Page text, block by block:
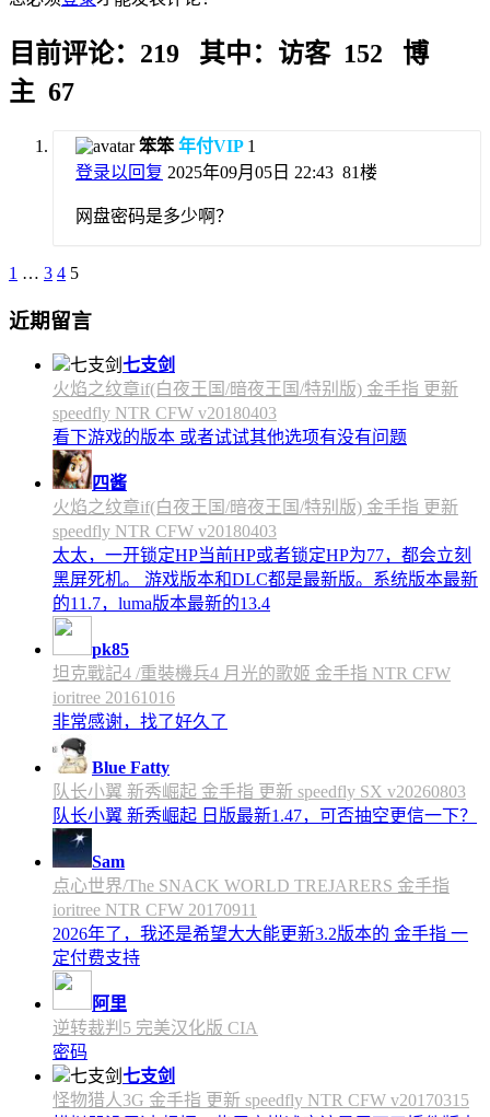
目前评论：219 其中：访客 152 博
主 67
笨笨年付VIP 1
登录以回复 2025年09月05日 22:43 81楼
网盘密码是多少啊？
1 … 3 4 5
近期留言
七支剑
火焰之纹章if(白夜王国/暗夜王国/特别版) 金手指 更新
speedfly NTR CFW v20180403
看下游戏的版本 或者试试其他选项有没有问题
四酱
火焰之纹章if(白夜王国/暗夜王国/特别版) 金手指 更新
speedfly NTR CFW v20180403
太太，一开锁定HP当前HP或者锁定HP为77，都会立刻
黑屏死机。 游戏版本和DLC都是最新版。系统版本最新
的11.7，luma版本最新的13.4
pk85
坦克戰記4 /重裝機兵4 月光的歌姬 金手指 NTR CFW
ioritree 20161016
非常感谢，找了好久了
Blue Fatty
队长小翼 新秀崛起 金手指 更新 speedfly SX v20260803
队长小翼 新秀崛起 日版最新1.47，可否抽空更信一下？
Sam
点心世界/The SNACK WORLD TREJARERS 金手指
ioritree NTR CFW 20170911
2026年了，我还是希望大大能更新3.2版本的 金手指 一
定付费支持
阿里
逆转裁判5 完美汉化版 CIA
密码
七支剑
怪物猎人3G 金手指 更新 speedfly NTR CFW v20170315